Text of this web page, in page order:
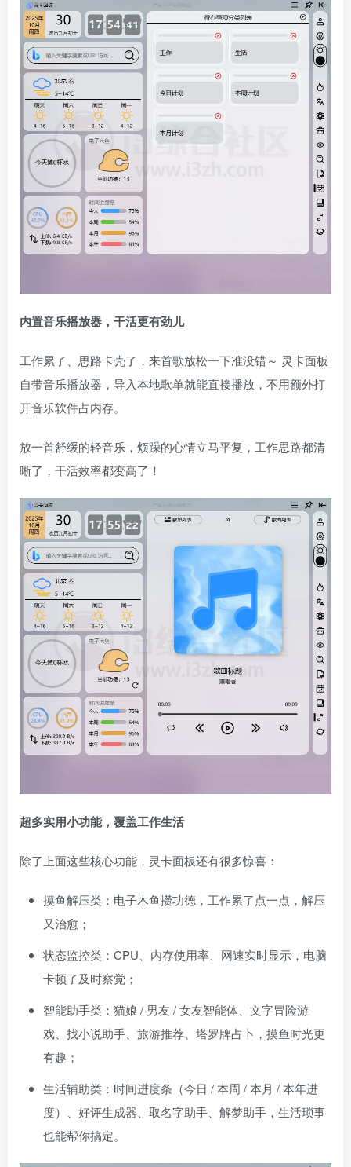
内置音乐播放器，干活更有劲儿
工作累了、思路卡壳了，来首歌放松一下准没错～ 灵卡面板
自带音乐播放器，导入本地歌单就能直接播放，不用额外打
开音乐软件占内存。
放一首舒缓的轻音乐，烦躁的心情立马平复，工作思路都清
晰了，干活效率都变高了！
超多实用小功能，覆盖工作生活
除了上面这些核心功能，灵卡面板还有很多惊喜：
摸鱼解压类：电子木鱼攒功德，工作累了点一点，解压
又治愈；
状态监控类：CPU、内存使用率、网速实时显示，电脑
卡顿了及时察觉；
智能助手类：猫娘 / 男友 / 女友智能体、文字冒险游
戏、找小说助手、旅游推荐、塔罗牌占卜，摸鱼时光更
有趣；
生活辅助类：时间进度条（今日 / 本周 / 本月 / 本年进
度）、好评生成器、取名字助手、解梦助手，生活琐事
也能帮你搞定。